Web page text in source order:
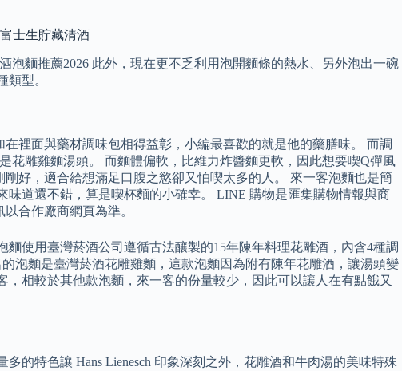
士生貯藏清酒
麵推薦2026 此外，現在更不乏利用泡開麵條的熱水、另外泡出一碗
型。
裡面與藥材調味包相得益彰，小編最喜歡的就是他的藥膳味。 而調
花雕雞麵湯頭。 而麵體偏軟，比維力炸醬麵更軟，因此想要喫Q彈風
好，適合給想滿足口腹之慾卻又怕喫太多的人。 來一客泡麵也是簡
道還不錯，算是喫杯麵的小確幸。 LINE 購物是匯集購物情報與商
合作廠商網頁為準。
使用臺灣菸酒公司遵循古法釀製的15年陳年料理花雕酒，內含4種調
泡麵是臺灣菸酒花雕雞麵，這款泡麵因為附有陳年花雕酒，讓湯頭變
相較於其他款泡麵，來一客的份量較少，因此可以讓人在有點餓又
的特色讓 Hans Lienesch 印象深刻之外，花雕酒和牛肉湯的美味特殊